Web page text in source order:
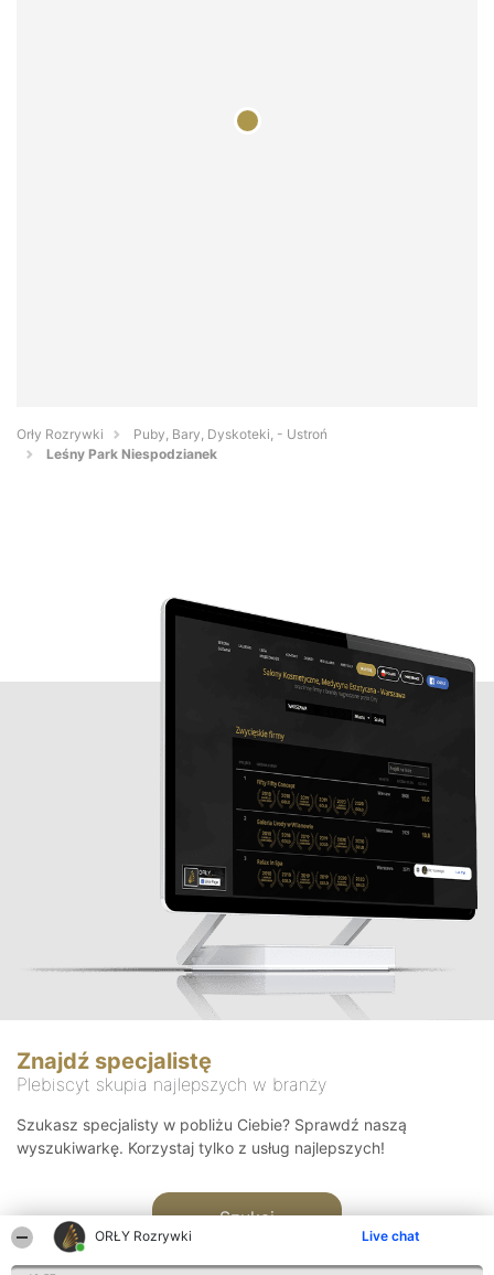
ORŁY Rozrywki Live chat
Orły Rozrywki
Puby, Bary, Dyskoteki, - Ustroń
Leśny Park Niespodzianek
Znajdź specjalistę
Plebiscyt skupia najlepszych w branży
Szukasz specjalisty w pobliżu Ciebie? Sprawdź naszą
wyszukiwarkę. Korzystaj tylko z usług najlepszych!
Szukaj